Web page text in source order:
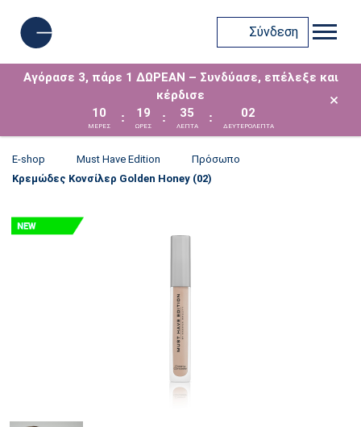
Σύνδεση
Αγόρασε 3, πάρε 1 ΔΩΡΕΑΝ – Συνδύασε, επέλεξε και
κέρδισε
10
ΜΈΡΕΣ
: 19
ΩΡΕΣ
: 35
ΛΕΠΤΑ
: 01
ΔΕΥΤΕΡΟΛΕΠΤΑ
×
E-shop Must Have Edition
Πρόσωπο
Κρεμώδες Κονσίλερ Golden Honey (02)